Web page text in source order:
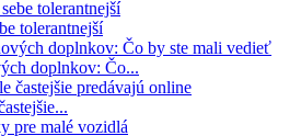
tolerantnejší
doplnkov: Čo...